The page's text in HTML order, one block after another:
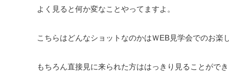
よく見ると何か変なことやってますよ。
こちらはどんなショットなのかはＷEB見学会でのお楽
もちろん直接見に来られた方ははっきり見ることができ